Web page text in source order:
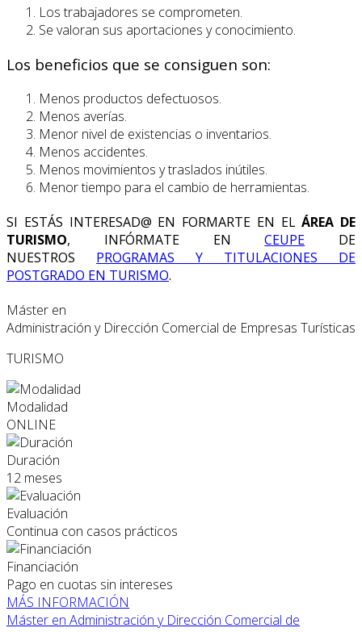
Los trabajadores se comprometen.
Se valoran sus aportaciones y conocimiento.
Los beneficios que se consiguen son:
Menos productos defectuosos.
Menos averías.
Menor nivel de existencias o inventarios.
Menos accidentes.
Menos movimientos y traslados inútiles.
Menor tiempo para el cambio de herramientas.
SI ESTÁS INTERESAD@ EN FORMARTE EN ELÁREA DE
TURISMO, INFÓRMATE ENCEUPE DE
NUESTROS PROGRAMAS Y TITULACIONES DE
POSTGRADO EN TURISMO.
Máster en
Administración y Dirección Comercial de Empresas Turísticas
TURISMO
Modalidad
ONLINE
Duración
12 meses
Evaluación
Continua con casos prácticos
Financiación
Pago en cuotas sin intereses
MÁS INFORMACIÓN
Máster en Administración y Dirección Comercial de